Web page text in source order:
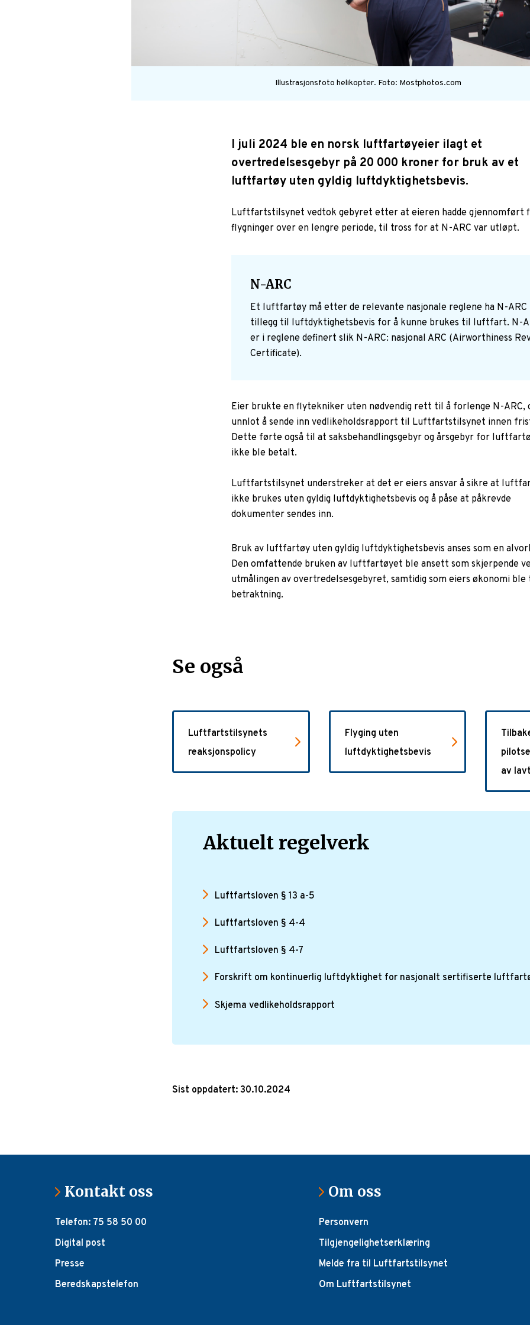
Illustrasjonsfoto helikopter. Foto: Mostphotos.com
I juli 2024 ble en norsk luftfartøyeier ilagt et
overtredelsesgebyr på 20 000 kroner for bruk av et
luftfartøy uten gyldig luftdyktighetsbevis.
Luftfartstilsynet vedtok gebyret etter at eieren hadde gjennomført
flygninger over en lengre periode, til tross for at N-ARC var utløpt.
N-ARC
Et luftfartøy må etter de relevante nasjonale reglene ha N-ARC
tillegg til luftdyktighetsbevis for å kunne brukes til luftfart. N-
er i reglene definert slik N-ARC: nasjonal ARC (Airworthiness
Certificate).
Eier brukte en flytekniker uten nødvendig rett til å forlenge N-ARC,
unnlot å sende inn vedlikeholdsrapport til Luftfartstilsynet innen
Dette førte også til at saksbehandlingsgebyr og årsgebyr for
ikke ble betalt.
Luftfartstilsynet understreker at det er eiers ansvar å sikre at
ikke brukes uten gyldig luftdyktighetsbevis og å påse at påkrevde
dokumenter sendes inn.
Bruk av luftfartøy uten gyldig luftdyktighetsbevis anses som en
Den omfattende bruken av luftfartøyet ble ansett som skjerpende
utmålingen av overtredelsesgebyret, samtidig som eiers økonomi
betraktning.
Se også
Luftfartstilsynets
reaksjonspolicy
Flyging uten
luftdyktighetsbevis
av
Aktuelt regelverk
Luftfartsloven § 13 a-5
Luftfartsloven § 4-4
Luftfartsloven § 4-7
Forskrift om kontinuerlig luftdyktighet for nasjonalt sertifiserte
Skjema vedlikeholdsrapport
Sist oppdatert: 30.10.2024
Kontakt oss
Telefon: 75 58 50 00
Digital post
Presse
Beredskapstelefon
Om oss
Personvern
Tilgjengelighetserklæring
Melde fra til Luftfartstilsynet
Om Luftfartstilsynet